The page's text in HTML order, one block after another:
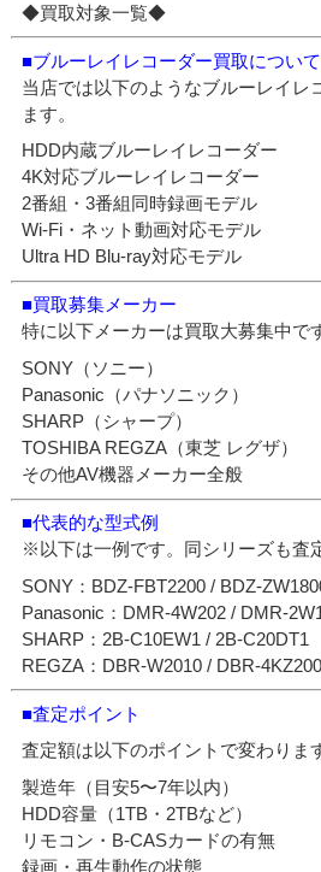
◆買取対象一覧◆
■ブルーレイレコーダー買取について
当店では以下のようなブルーレイレ
ます。
HDD内蔵ブルーレイレコーダー
4K対応ブルーレイレコーダー
2番組・3番組同時録画モデル
Wi-Fi・ネット動画対応モデル
Ultra HD Blu-ray対応モデル
■買取募集メーカー
特に以下メーカーは買取大募集中で
SONY（ソニー）
Panasonic（パナソニック）
SHARP（シャープ）
TOSHIBA REGZA（東芝 レグザ）
その他AV機器メーカー全般
■代表的な型式例
※以下は一例です。同シリーズも査
SONY：BDZ-FBT2200 / BDZ-
Panasonic：DMR-4W202 / DMR-
SHARP：2B-C10EW1 / 2B-C20DT1
REGZA：DBR-W2010 / DBR-4KZ200
■査定ポイント
査定額は以下のポイントで変わりま
製造年（目安5〜7年以内）
HDD容量（1TB・2TBなど）
リモコン・B-CASカードの有無
録画・再生動作の状態